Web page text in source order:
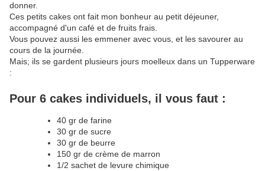
donner.
Ces petits cakes ont fait mon bonheur au petit déjeuner,
accompagné d'un café et de fruits frais.
Vous pouvez aussi les emmener avec vous, et les savourer au
cours de la journée.
Mais; ils se gardent plusieurs jours moelleux dans un Tupperware
:
Pour 6 cakes individuels, il vous faut :
40 gr de farine
30 gr de sucre
30 gr de beurre
150 gr de crème de marron
1/2 sachet de levure chimique